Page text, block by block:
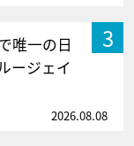
3
唯一の日
ージェイ
2026.08.08